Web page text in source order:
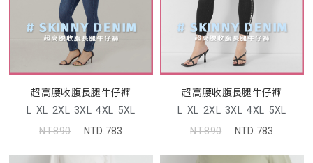
超高腰收腹長腿牛仔褲
L XL 2XL 3XL 4XL 5XL
NT.890
NTD.783
超高腰收腹長腿牛仔褲
L XL 2XL 3XL 4XL 5XL
NT.890
NTD.783